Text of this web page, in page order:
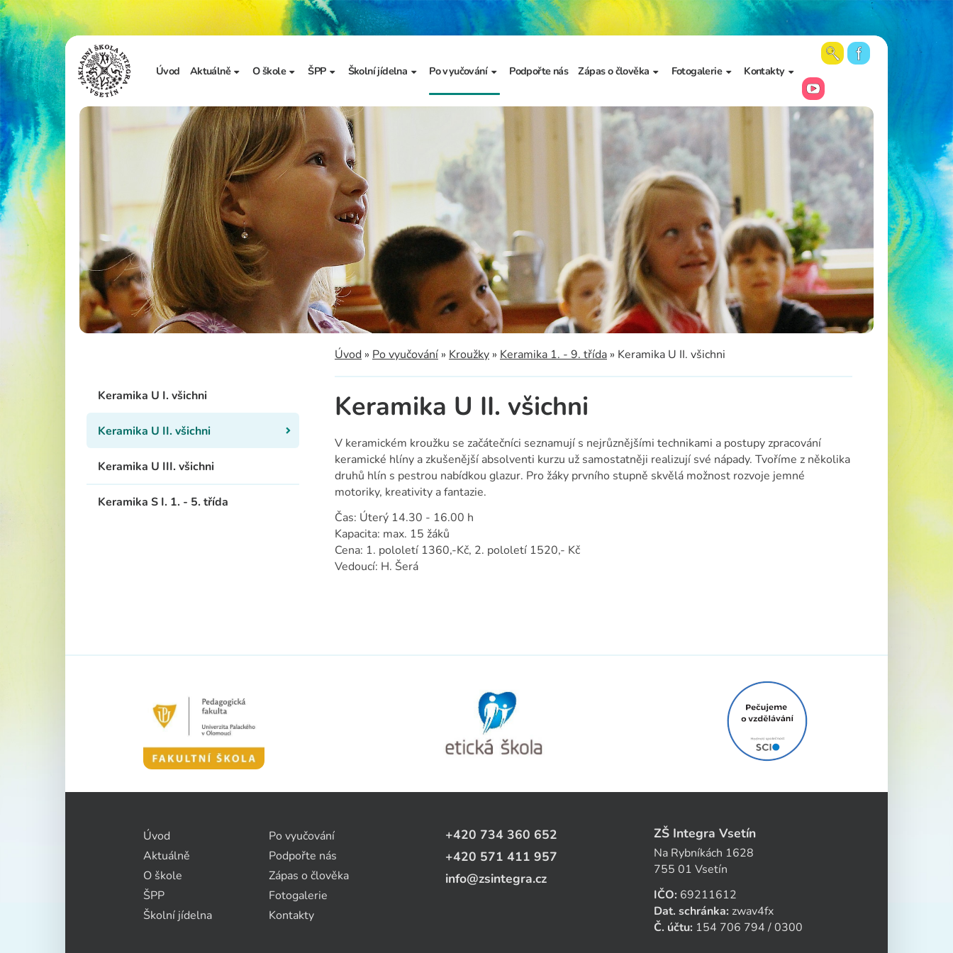
Úvod Aktuálně
Sdělení školy
Ze života školy
O škole
Základní informace
Úřední deska
Vzdělávání a výchova
Zápis do 1. třídy
Školní dokumenty
Realizované projekty
Adopce na dálku
Školská rada
ŠPP
Základní informace
Dokumenty školního
metodika prevence
Školní jídelna
Jídelníček
Po vyučování
Školní družina
Školní klub
Kroužky
Bellhop čipový systém
Podpořte nás Zápas o člověka
Prezentace školy a
výzkumu
Fotogalerie
Aktuální fotky
Archiv fotogalerií
Kontakty
Vedení školy
Kancelář školy
Zájmové vzdělávání
Školní poradenské
pracoviště
Učitelé
Asistenti pedagoga
Napište nám
Úvod » Po vyučování » Kroužky » Keramika 1. - 9. třída » Keramika U II. všichni
Keramika U II. všichni
V keramickém kroužku se začátečníci seznamují s nejrůznějšími technikami a postupy zpracování
keramické hlíny a zkušenější absolventi kurzu už samostatněji realizují své nápady. Tvoříme z několika
druhů hlín s pestrou nabídkou glazur. Pro žáky prvního stupně skvělá možnost rozvoje jemné
motoriky, kreativity a fantazie.
Čas: Úterý 14.30 - 16.00 h
Kapacita: max. 15 žáků
Cena: 1. pololetí 1360,‑Kč, 2. pololetí 1520,- Kč
Vedoucí: H. Šerá
Keramika U I. všichni
Keramika U II. všichni
Keramika U III. všichni
Keramika S I. 1. - 5. třída
Úvod
Aktuálně
O škole
ŠPP
Školní jídelna
Po vyučování
Podpořte nás
Zápas o člověka
Fotogalerie
Kontakty
+420 734 360 652
+420 571 411 957
info@zsintegra.cz
ZŠ Integra Vsetín
Na Rybníkách 1628
755 01 Vsetín
IČO: 69211612
Dat. schránka: zwav4fx
Č. účtu: 154 706 794 / 0300